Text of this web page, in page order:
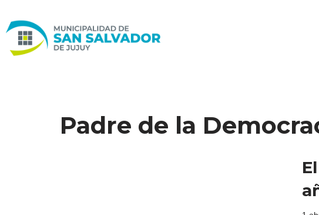
Ir
al
Padre de la